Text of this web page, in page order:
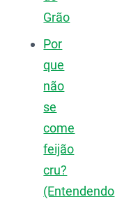
Grão
Por
que
não
se
come
feijão
cru?
(Entendendo